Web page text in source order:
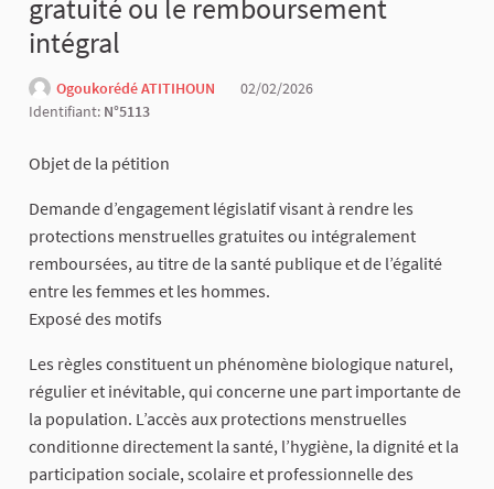
gratuité ou le remboursement
intégral
Ogoukorédé ATITIHOUN
02/02/2026
Identifiant: N°5113
Objet de la pétition
Demande d’engagement législatif visant à rendre les
protections menstruelles gratuites ou intégralement
remboursées, au titre de la santé publique et de l’égalité
entre les femmes et les hommes.
Exposé des motifs
Les règles constituent un phénomène biologique naturel,
régulier et inévitable, qui concerne une part importante de
la population. L’accès aux protections menstruelles
conditionne directement la santé, l’hygiène, la dignité et la
participation sociale, scolaire et professionnelle des